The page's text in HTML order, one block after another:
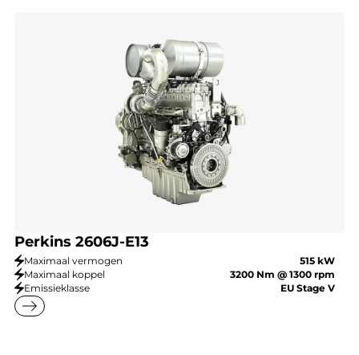
Perkins 2606J-E13
Maximaal vermogen
515 kW
Maximaal koppel
3200 Nm @ 1300 rpm
Emissieklasse
EU Stage V
east